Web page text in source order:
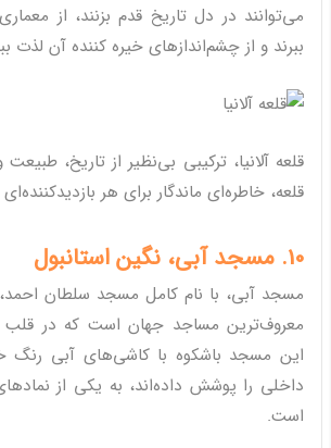
می‌توانند در دل تاریخ قدم بزنند، از
ببرند و از چشم‌اندازهای خیره کننده آن لذت
قلعه آلانیا، ترکیبی بی‌نظیر از تاریخ،
قلعه، خاطره‌ای ماندگار برای هر
10. مسجد آبی، نگین استانبول
مسجد آبی، با نام کامل مسجد سلطان احمد،
معروف‌ترین مساجد جهان است که در قلب
این مسجد باشکوه با کاشی‌های آبی رنگ
داخلی را پوشش داده‌اند، به یکی از
است.